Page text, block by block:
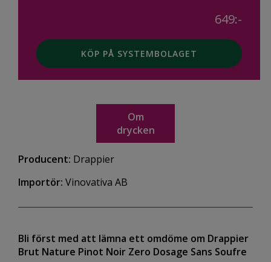
649:-
KÖP PÅ SYSTEMBOLAGET
Om
drycken
Producent: Drappier
Importör: Vinovativa AB
Bli först med att lämna ett omdöme om Drappier
Brut Nature Pinot Noir Zero Dosage Sans Soufre